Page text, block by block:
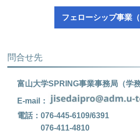
フェローシップ事業
問合せ先
富山大学SPRING事業事務局（学務
E-mail：
電話：076-445-6109/6391
076-411-4810